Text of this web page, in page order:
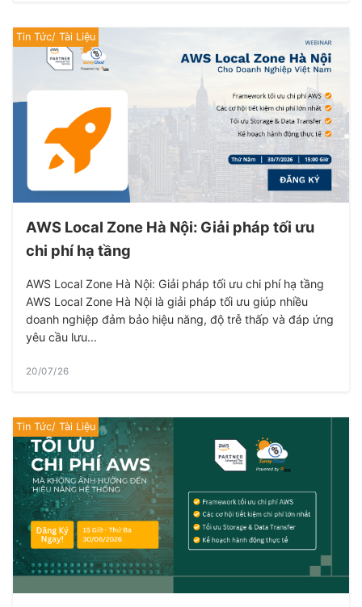
Tin Tức/ Tài Liệu
AWS Local Zone Hà Nội: Giải pháp tối ưu
chi phí hạ tầng
AWS Local Zone Hà Nội: Giải pháp tối ưu chi phí hạ tầng
AWS Local Zone Hà Nội là giải pháp tối ưu giúp nhiều
doanh nghiệp đảm bảo hiệu năng, độ trễ thấp và đáp ứng
yêu cầu lưu...
20/07/26
Tin Tức/ Tài Liệu